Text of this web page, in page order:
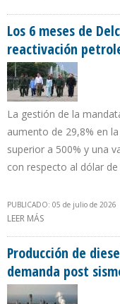
Los 6 meses de
reactivación
La gestión de la
aumento de 29,8% en
superior a 500% y una
con respecto al dólar de
PUBLICADO: 05 de julio de 2026
LEER MÁS
Producción de
demanda post